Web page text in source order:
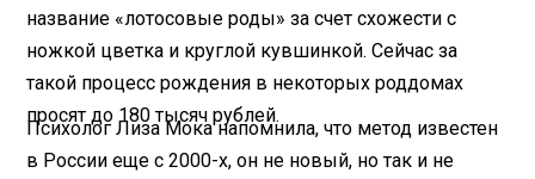
название «лотосовые роды» за счет схожести с
ножкой цветка и круглой кувшинкой. Сейчас за
такой процесс рождения в некоторых роддомах
просят до 180 тысяч рублей.
Психолог Лиза Мока напомнила, что метод известен
в России еще с 2000-х, он не новый, но так и не